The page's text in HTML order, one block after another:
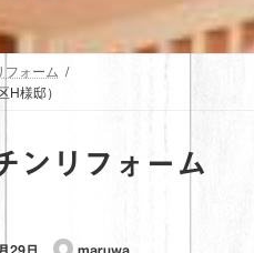
フォーム
様邸）
ンリフォーム
29日 maruwa